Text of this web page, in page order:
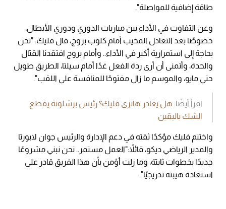
طاقة إضافية للمواصلة".
وعن التفاوت في الأداء بين مباريات الدوري ودوري الأبطال،
خصوصًا بعد التعادل المخيب أمام كلوب بروج، قال فليك: "نحن
بحاجة إلى استمرارية أكبر في الأداء.. وأمام بروج افتقدنا القتال
والحدة، وأتمنى أن أرى ردة الفعل غدًا أمام سيلتا، الطريق طويل
حتى مايو، والموسم ما زال مفتوحًا للمنافسة على اللقب".
اقرأ أيضًا: هل يغادر هانزي فليك؟ رئيس برشلونة يقطع
الشك باليقين
واختتم فليك مؤكدًا ثقته في دعم الإدارة والرئيس جوان لابورتا
والمدير الرياضي ديكو، قائلاً:"العمل مستمر.. نحن نبني مشروعًا
جديدًا بخطوات ثابتة، وما زلت أؤمن بأن هذا الفريق قادر على
استعادة هيبته تدريجيًا".